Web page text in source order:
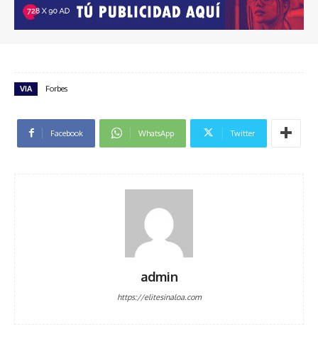
VIA Forbes
Facebook WhatsApp Twitter
admin
https://elitesinaloa.com